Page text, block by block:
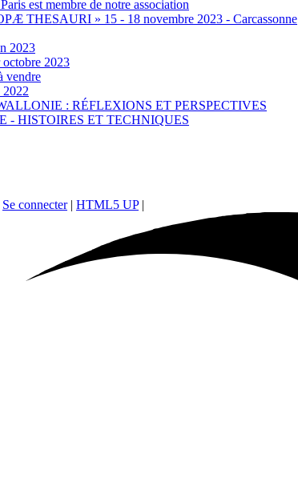
est membre de notre association
THESAURI » 15 ‐ 18 novembre 2023 - Carcassonne
2023
2023
vendre
: RÉFLEXIONS ET PERSPECTIVES
- HISTOIRES ET TECHNIQUES
Se connecter| HTML5 UP|